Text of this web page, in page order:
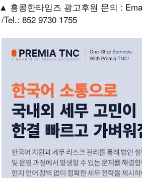
▲ 홍콩한타임즈 광고후원 문의 :
/Tel.: 852 9730 1755